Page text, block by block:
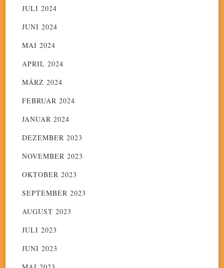
JULI 2024
JUNI 2024
MAI 2024
APRIL 2024
MÄRZ 2024
FEBRUAR 2024
JANUAR 2024
DEZEMBER 2023
NOVEMBER 2023
OKTOBER 2023
SEPTEMBER 2023
AUGUST 2023
JULI 2023
JUNI 2023